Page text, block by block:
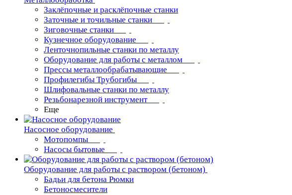
Заклёпочные и расклёпочные станки
Заточные и точильные станки
Зиговочные станки
Кузнечное оборудование
Ленточнопильные станки по металлу
Оборудование для работы с металлом
Прессы металлообрабатывающие
Профилегибы Трубогибы
Шлифовальные станки по металлу
Резьбонарезной инструмент
Еще
Насосное оборудование
Мотопомпы
Насосы бытовые
Оборудование для работы с раствором (бетоном)
Бадьи для бетона Рюмки
Бетоносмесители